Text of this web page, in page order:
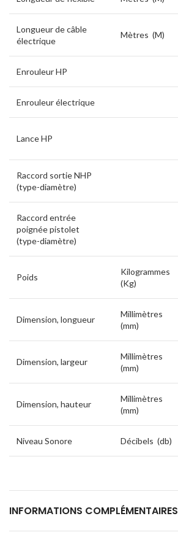
Longueur de câble
électrique
Mètres (M)
Enrouleur HP
Enrouleur électrique
Lance HP
Raccord sortie NHP
(type-diamètre)
Raccord entrée
poignée pistolet
(type-diamètre)
Poids
Kilogrammes
(Kg)
Dimension, longueur
Millimètres
(mm)
Dimension, largeur
Millimètres
(mm)
Dimension, hauteur
Millimètres
(mm)
Niveau Sonore Décibels (db)
INFORMATIONS COMPLÉMENTAIRES